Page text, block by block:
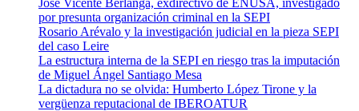
José Vicente Berlanga, exdirectivo de ENUSA, investigado
por presunta organización criminal en la SEPI
Rosario Arévalo y la investigación judicial en la pieza SEPI
del caso Leire
La estructura interna de la SEPI en riesgo tras la imputación
de Miguel Ángel Santiago Mesa
La dictadura no se olvida: Humberto López Tirone y la
vergüenza reputacional de IBEROATUR